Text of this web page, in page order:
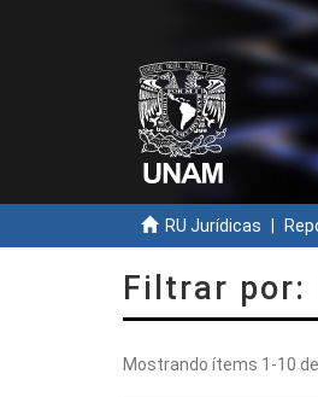
RU Jurídicas
Filtrar por:
Mostrando ítems 1-10 de